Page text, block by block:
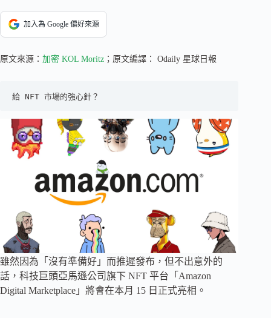
加入為 Google 偏好來源
原文來源： 加密 KOL Moritz ；原文編譯： Odaily 星球日報
給 NFT 市場的強心針？
雖然因為「沒有準備好」而推遲發布，但不出意外的
話，科技巨頭亞馬遜公司旗下 NFT 平台「Amazon
Digital Marketplace」將會在本月 15 日正式亮相。